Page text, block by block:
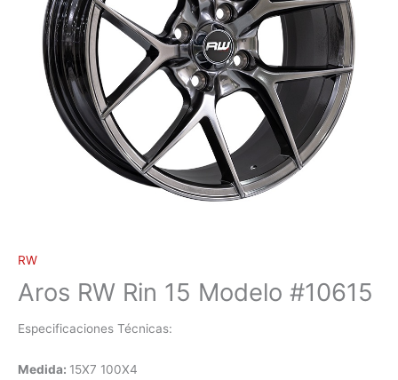
RW
Aros RW Rin 15 Modelo #10615
Especificaciones Técnicas:
Medida: 15X7 100X4